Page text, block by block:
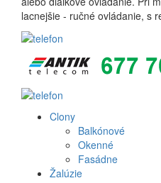
lacnejšie - ručné ovládanie, s
Produkt
menu
Clony
Balkónové
Okenné
Fasádne
Žalúzie